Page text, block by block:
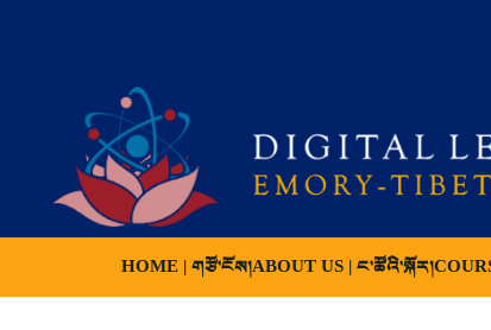
HOME | གཙོ་ངོས།ABOUT US | ང་ཚོའི་སྐོར།